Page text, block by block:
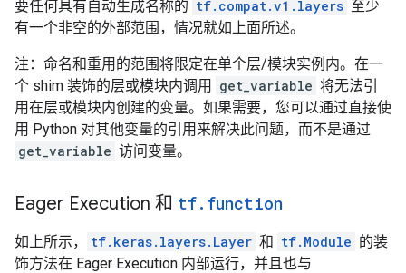
要任何具有自动生成名称的 tf.compat.v1.layers 至少
有一个非空的外部范围，情况就如上面所述。
注：命名和重用的范围将限定在单个层/模块实例内。在一
个 shim 装饰的层或模块内调用
get_variable 将无法引
用在层或模块内创建的变量。如果需要，您可以通过直接使
用 Python 对其他变量的引用来解决此问题，而不是通过
get_variable 访问变量。
Eager Execution 和 tf. function
如上所示， tf.keras.layers.Layer 和 tf.Module 的装
饰方法在 Eager Execution 内部运行，并且也与